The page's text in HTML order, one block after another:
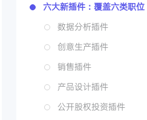
六大新插件：覆盖六类职位
数据分析插件
创意生产插件
销售插件
产品设计插件
公开股权投资插件